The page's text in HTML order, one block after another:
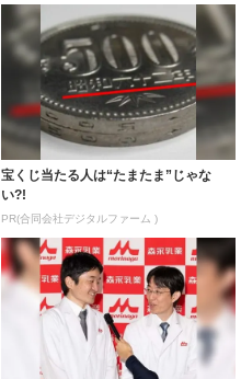
宝くじ当たる人は“たまたま”じゃな
い?!
PR(合同会社デジタルファーム )